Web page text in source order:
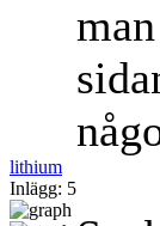
lithium
Inlägg: 5